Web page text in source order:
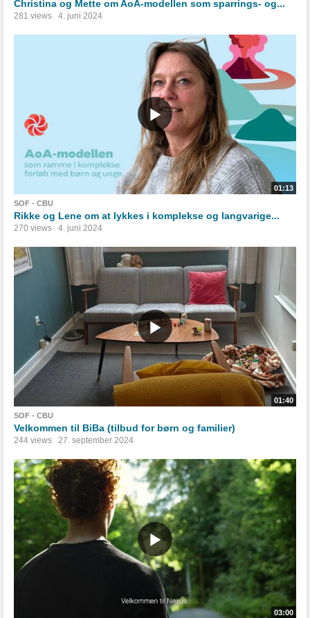
Christina og Mette om AoA-modellen som sparrings- og...
281 views 4. juni 2024
01:13
SOF - CBU
Rikke og Lene om at lykkes i komplekse og langvarige...
270 views 4. juni 2024
01:40
SOF - CBU
Velkommen til BiBa (tilbud for børn og familier)
244 views 27. september 2024
03:00